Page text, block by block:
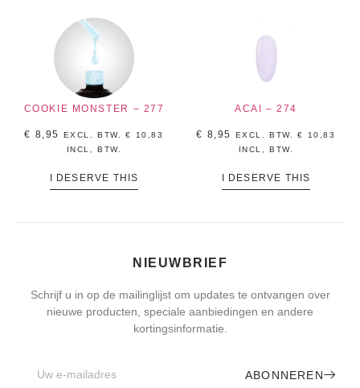
COOKIE MONSTER – 277
€ 8,95 EXCL. BTW.€
10,83
INCL, BTW.
I DESERVE THIS
ACAI – 274
€ 8,95 EXCL. BTW.€
10,83
INCL, BTW.
I DESERVE THIS
NIEUWBRIEF
Schrijf u in op de mailinglijst om updates te ontvangen over
nieuwe producten, speciale aanbiedingen en andere
kortingsinformatie.
ABONNEREN